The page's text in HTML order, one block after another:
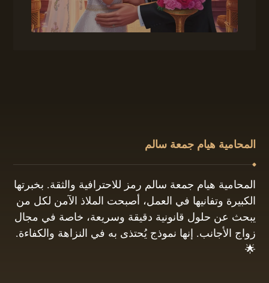
المحامية هيام جمعة سالم
المحامية هيام جمعة سالم رمز للاحترافية والثقة. بخبرتها
الكبيرة وتفانيها في العمل، أصبحت الملاذ الآمن لكل من
يبحث عن حلول قانونية دقيقة وسريعة، خاصة في مجال
زواج الأجانب. إنها نموذج يُحتذى به في النزاهة والكفاءة.
🌟